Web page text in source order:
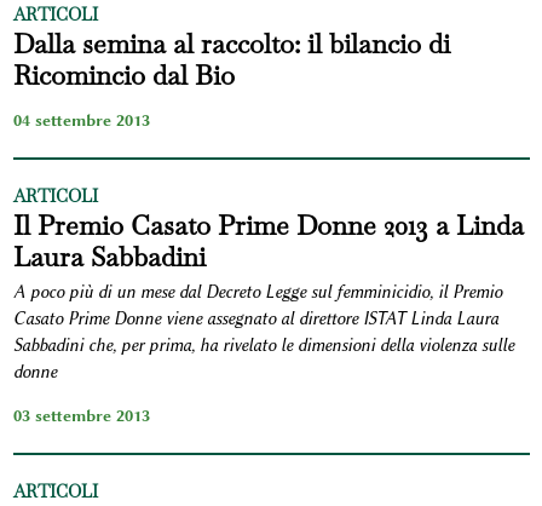
ARTICOLI
Dalla semina al raccolto: il bilancio di
Ricomincio dal Bio
04 settembre 2013
ARTICOLI
Il Premio Casato Prime Donne 2013 a Linda
Laura Sabbadini
A poco più di un mese dal Decreto Legge sul femminicidio, il Premio
Casato Prime Donne viene assegnato al direttore ISTAT Linda Laura
Sabbadini che, per prima, ha rivelato le dimensioni della violenza sulle
donne
03 settembre 2013
ARTICOLI